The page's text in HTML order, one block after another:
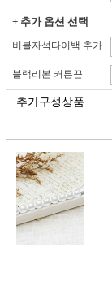
+ 추가 옵션 선택
버블자석타이백 추가
블랙리본 커튼끈
추가구성상품